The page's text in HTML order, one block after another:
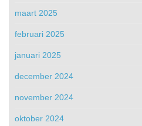
maart 2025
februari 2025
januari 2025
december 2024
november 2024
oktober 2024